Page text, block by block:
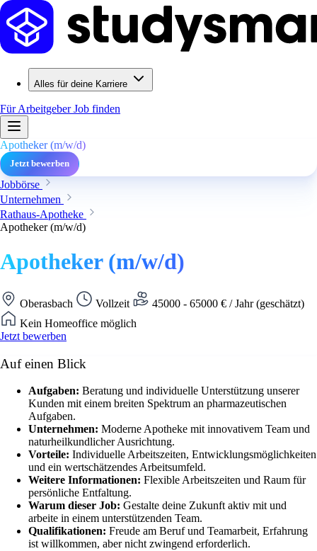
Alles für deine Karriere
Für ArbeitgeberJob finden
Apotheker (m/w/d)
Jetzt bewerben
Jobbörse
Unternehmen
Rathaus-Apotheke
Apotheker (m/w/d)
Apotheker (m/w/d)
Oberasbach Vollzeit
45000 - 65000 € / Jahr (geschätzt)
Kein Homeoffice möglich
Jetzt bewerben
Auf einen Blick
Aufgaben: Beratung und individuelle Unterstützung unserer
Kunden mit einem breiten Spektrum an pharmazeutischen
Aufgaben.
Unternehmen: Moderne Apotheke mit innovativem Team und
naturheilkundlicher Ausrichtung.
Vorteile: Individuelle Arbeitszeiten, Entwicklungsmöglichkeiten
und ein wertschätzendes Arbeitsumfeld.
Weitere Informationen: Flexible Arbeitszeiten und Raum für
persönliche Entfaltung.
Warum dieser Job: Gestalte deine Zukunft aktiv mit und
arbeite in einem unterstützenden Team.
Qualifikationen: Freude am Beruf und Teamarbeit, Erfahrung
ist willkommen, aber nicht zwingend erforderlich.